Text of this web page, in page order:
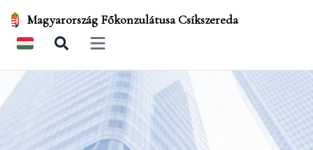
Magyarország Főkonzulátusa Csíkszereda
Open main menu